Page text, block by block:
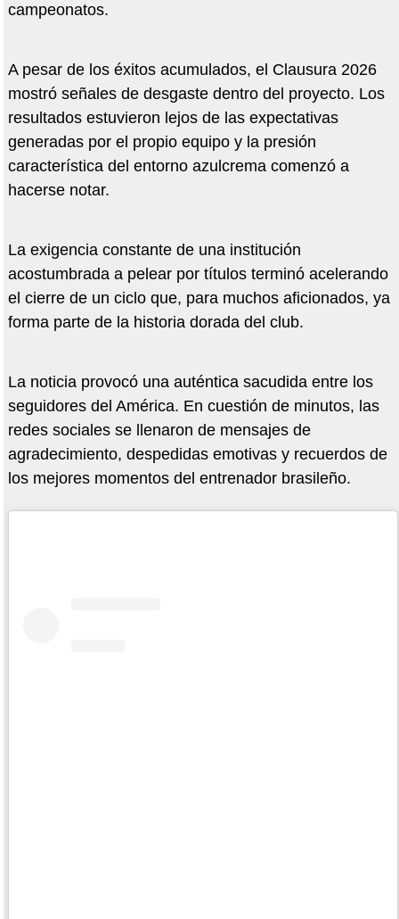
campeonatos.
A pesar de los éxitos acumulados, el Clausura 2026
mostró señales de desgaste dentro del proyecto. Los
resultados estuvieron lejos de las expectativas
generadas por el propio equipo y la presión
característica del entorno azulcrema comenzó a
hacerse notar.
La exigencia constante de una institución
acostumbrada a pelear por títulos terminó acelerando
el cierre de un ciclo que, para muchos aficionados, ya
forma parte de la historia dorada del club.
La noticia provocó una auténtica sacudida entre los
seguidores del América. En cuestión de minutos, las
redes sociales se llenaron de mensajes de
agradecimiento, despedidas emotivas y recuerdos de
los mejores momentos del entrenador brasileño.